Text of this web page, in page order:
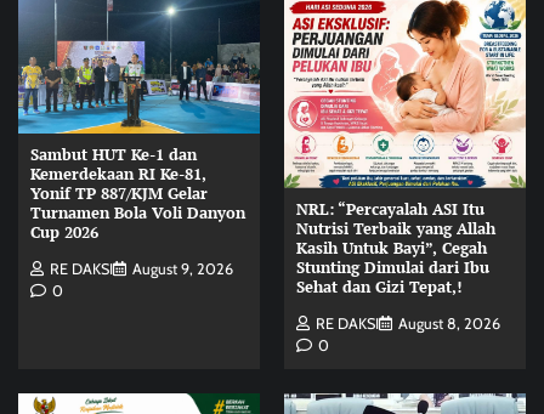
Sambut HUT Ke-1 dan
Kemerdekaan RI Ke-81,
Yonif TP 887/KJM Gelar
Turnamen Bola Voli Danyon
Cup 2026
RE DAKSI
August 9, 2026
0
NRL: “Percayalah ASI Itu
Nutrisi Terbaik yang Allah
Kasih Untuk Bayi”, Cegah
Stunting Dimulai dari Ibu
Sehat dan Gizi Tepat,!
RE DAKSI
August 8, 2026
0